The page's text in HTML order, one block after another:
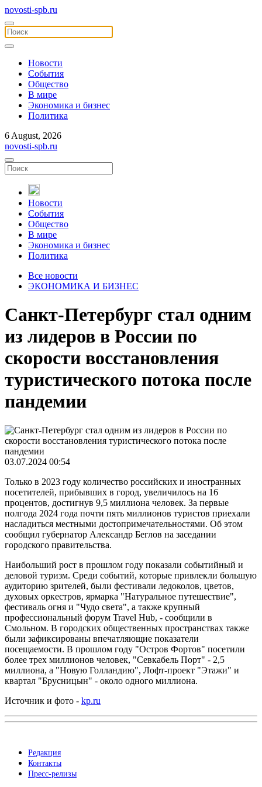
novosti-spb.ru
Новости
События
Общество
В мире
Экономика и бизнес
Политика
6 August, 2026
novosti-spb.ru
Новости
События
Общество
В мире
Экономика и бизнес
Политика
Все новости
ЭКОНОМИКА И БИЗНЕС
Санкт-Петербург стал одним
из лидеров в России по
скорости восстановления
туристического потока после
пандемии
03.07.2024 00:54
Только в 2023 году количество российских и иностранных
посетителей, прибывших в город, увеличилось на 16
процентов, достигнув 9,5 миллиона человек. За первые
полгода 2024 года почти пять миллионов туристов приехали
насладиться местными достопримечательностями. Об этом
сообщил губернатор Александр Беглов на заседании
городского правительства.
Наибольший рост в прошлом году показали событийный и
деловой туризм. Среди событий, которые привлекли большую
аудиторию зрителей, были фестивали ледоколов, цветов,
духовых оркестров, ярмарка "Натуральное путешествие",
фестиваль огня и "Чудо света", а также крупный
профессиональный форум Travel Hub, - сообщили в
Смольном. В городских общественных пространствах также
были зафиксированы впечатляющие показатели
посещаемости. В прошлом году "Остров Фортов" посетили
более трех миллионов человек, "Севкабель Порт" - 2,5
миллиона, а "Новую Голландию", Лофт-проект "Этажи" и
квартал "Брусницын" - около одного миллиона.
Источник и фото - kp.ru
Редакция
Контакты
Пресс-релизы